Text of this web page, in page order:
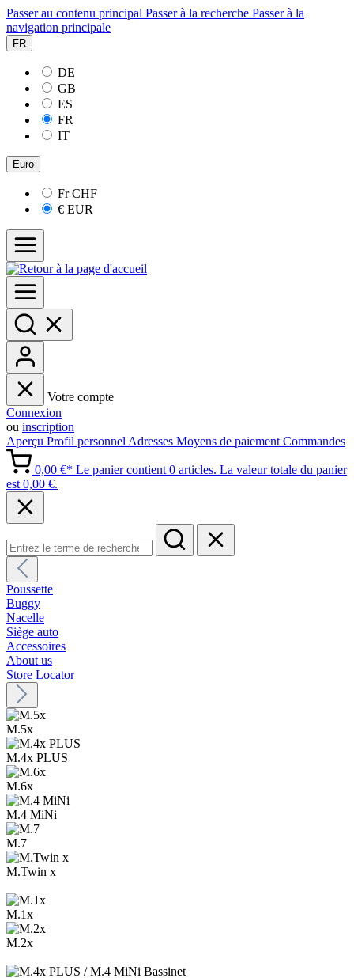
Passer au contenu principal Passer à la recherche Passer à la
navigation principale
FR
DE
GB
ES
FR
IT
Euro
FrCHF
€ EUR
Votre compte
Connexion
ou inscription
Aperçu Profil personnel Adresses Moyens de paiement Commandes
0,00 €* Le panier contient 0 articles. La valeur totale du panier
est 0,00 €.
Poussette
Buggy
Nacelle
Siège auto
Accessoires
About us
Store Locator
M.5x
M.4x PLUS
M.6x
M.4 MiNi
M.7
M.Twin x
M.1x
M.2x